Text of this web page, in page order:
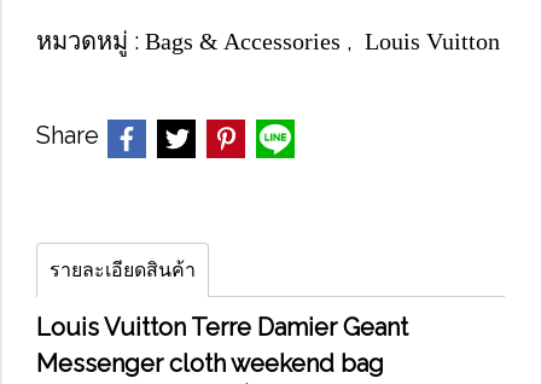
หมวดหมู่ : Bags & Accessories , Louis Vuitton
Share
รายละเอียดสินค้า
Louis Vuitton Terre Damier Geant
Messenger cloth weekend bag